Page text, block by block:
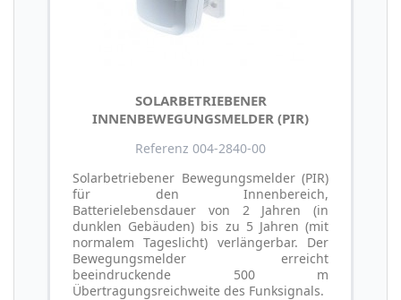
SOLARBETRIEBENER
INNENBEWEGUNGSMELDER (PIR)
Referenz 004-2840-00
Solarbetriebener Bewegungsmelder (PIR)
für den Innenbereich,
Batterielebensdauer von 2 Jahren (in
dunklen Gebäuden) bis zu 5 Jahren (mit
normalem Tageslicht) verlängerbar. Der
Bewegungsmelder erreicht
beeindruckende 500 m
Übertragungsreichweite des Funksignals.